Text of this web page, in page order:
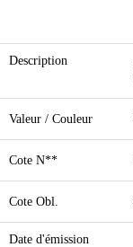
Description
Valeur / Couleur
Cote N**
Cote Obl.
Date d'émission